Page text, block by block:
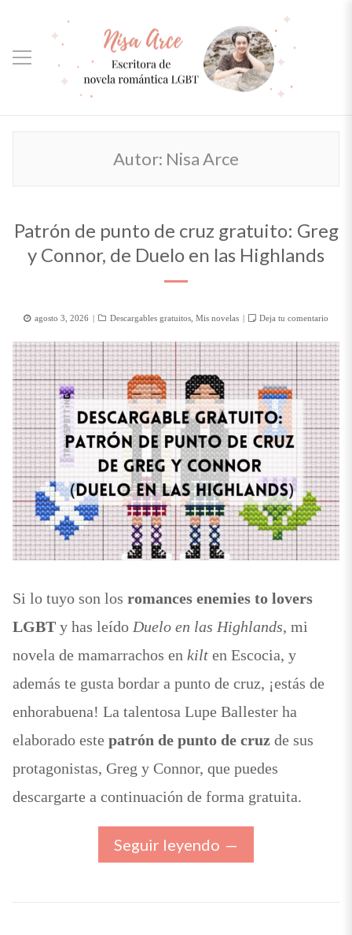
Autor: Nisa Arce
Patrón de punto de cruz gratuito: Greg
y Connor, de Duelo en las Highlands
Posted
agosto 3, 2026 Categorías
Descargables gratuitos Mis novelas Deja tu comentario
Si lo tuyo son los romances enemies to lovers
LGBTy has leído Duelo en las Highlands, mi
novela de mamarrachos en kilten Escocia, y
además te gusta bordar a punto de cruz, ¡estás de
enhorabuena! La talentosa Lupe Ballester ha
elaborado este patrón de punto de cruzde sus
protagonistas, Greg y Connor, que puedes
descargarte a continuación de forma gratuita.
Seguir leyendo